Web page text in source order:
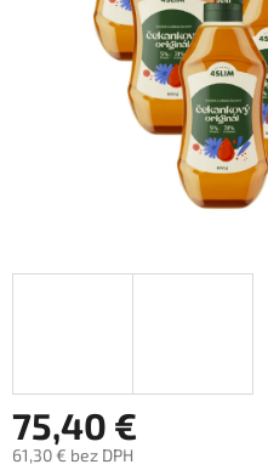
75,40 €
61,30 € bez DPH